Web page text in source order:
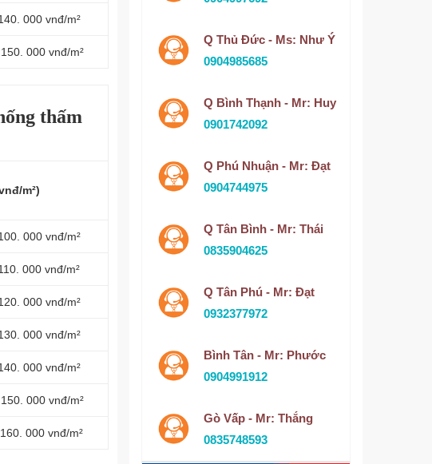
000 vnđ/m²
000 vnđ/m²
thấm
m²)
000 vnđ/m²
000 vnđ/m²
000 vnđ/m²
000 vnđ/m²
000 vnđ/m²
000 vnđ/m²
000 vnđ/m²
Q Thủ Đức - Ms: Như Ý
0904985685
Q Bình Thạnh - Mr: Huy
0901742092
Q Phú Nhuận - Mr: Đạt
0904744975
Q Tân Bình - Mr: Thái
0835904625
Q Tân Phú - Mr: Đạt
0932377972
Bình Tân - Mr: Phước
0904991912
Gò Vấp - Mr: Thắng
0835748593